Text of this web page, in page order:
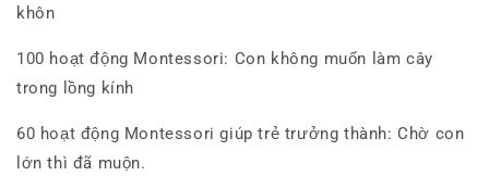
khôn
100 hoạt động Montessori: Con không muốn làm cây
trong lồng kính
60 hoạt động Montessori giúp trẻ trưởng thành: Chờ con
lớn thì đã muộn.